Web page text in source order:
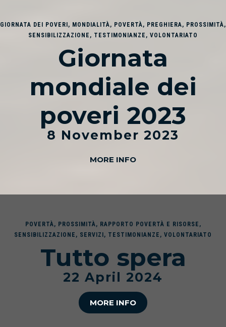
GIORNATA DEI POVERI , MONDIALITÀ, POVERTÀ, PREGHIERA, PROSSIMITÀ,
SENSIBILIZZAZIONE , TESTIMONIANZE , VOLONTARIATO
Giornata
mondiale dei
poveri 2023
8 November 2023
MORE INFO
POVERTÀ, PROSSIMITÀ, RAPPORTO POVERTÀ E RISORSE ,
SENSIBILIZZAZIONE , SERVIZI, TESTIMONIANZE , VOLONTARIATO
Tutto spera
22 April 2024
MORE INFO